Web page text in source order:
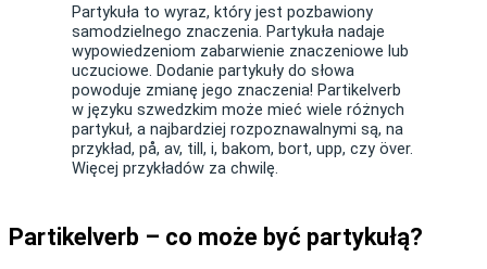
Partykuła to wyraz, który jest pozbawiony
samodzielnego znaczenia. Partykuła nadaje
wypowiedzeniom zabarwienie znaczeniowe lub
uczuciowe. Dodanie partykuły do słowa
powoduje zmianę jego znaczenia! Partikelverb
w języku szwedzkim może mieć wiele różnych
partykuł, a najbardziej rozpoznawalnymi są, na
przykład, på, av, till, i, bakom, bort, upp, czy över.
Więcej przykładów za chwilę.
Partikelverb – co może być partykułą?